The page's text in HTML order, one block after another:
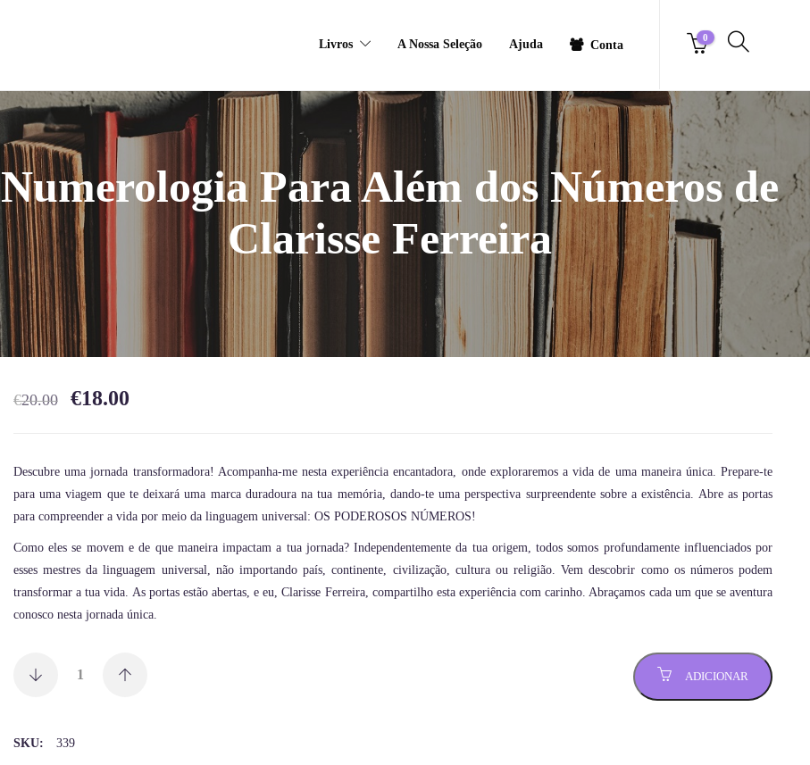
Livros A Nossa Seleção Ajuda Conta
0
Numerologia Para Além dos Números de
Clarisse Ferreira
€20.00 €18.00
Descubre uma jornada transformadora! Acompanha-me nesta experiência encantadora, onde exploraremos a vida de uma maneira única. Prepare-te
para uma viagem que te deixará uma marca duradoura na tua memória, dando-te uma perspectiva surpreendente sobre a existência. Abre as portas
para compreender a vida por meio da linguagem universal: OS PODEROSOS NÚMEROS!
Como eles se movem e de que maneira impactam a tua jornada? Independentemente da tua origem, todos somos profundamente influenciados por
esses mestres da linguagem universal, não importando país, continente, civilização, cultura ou religião. Vem descobrir como os números podem
transformar a tua vida. As portas estão abertas, e eu, Clarisse Ferreira, compartilho esta experiência com carinho. Abraçamos cada um que se aventura
conosco nesta jornada única.
ADICIONAR
SKU: 339